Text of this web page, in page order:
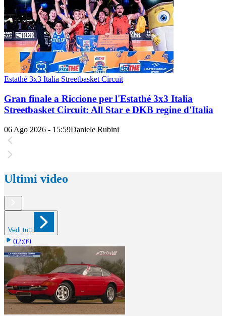
Estathé 3x3 Italia Streetbasket Circuit
Gran finale a Riccione per l'Estathé 3x3 Italia
Streetbasket Circuit: All Star e DKB regine d'Italia
06 Ago 2026 - 15:59Daniele Rubini
Ultimi video
Vedi tutti
02:09